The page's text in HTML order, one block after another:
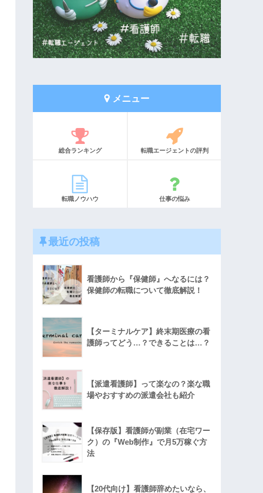
メニュー
総合ランキング 転職エージェントの評判
転職ノウハウ 仕事の悩み
最近の投稿
看護師から『保健師』へなるには？
保健師の転職について徹底解説！
【ターミナルケア】終末期医療の看
護師ってどう…？できることは…？
【派遣看護師】って楽なの？楽な職
場やおすすめの派遣会社も紹介
【保存版】看護師が副業（在宅ワー
ク）の『Web制作』で月5万稼ぐ方
法
【20代向け】看護師辞めたいなら、